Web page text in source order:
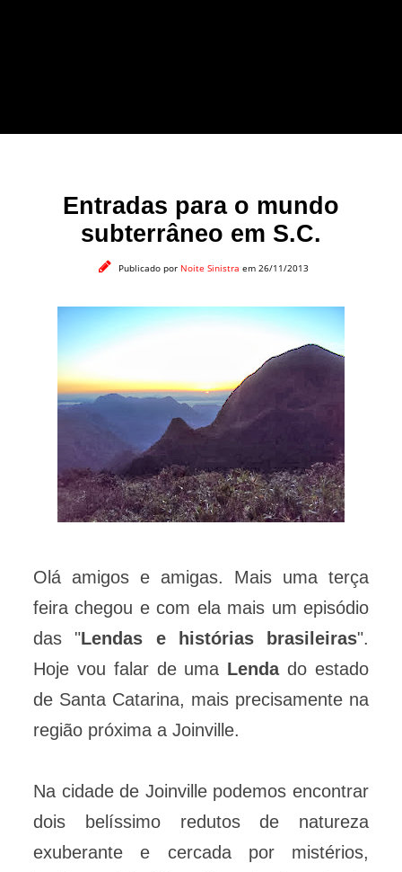
Entradas para o mundo
subterrâneo em S.C.
Publicado por Noite Sinistra em 26/11/2013
Olá amigos e amigas. Mais uma terça
feira chegou e com ela mais um episódio
das "Lendas e histórias brasileiras".
Hoje vou falar de uma Lendado estado
de Santa Catarina, mais precisamente na
região próxima a Joinville.
Na cidade de Joinville podemos encontrar
dois belíssimo redutos de natureza
exuberante e cercada por mistérios,